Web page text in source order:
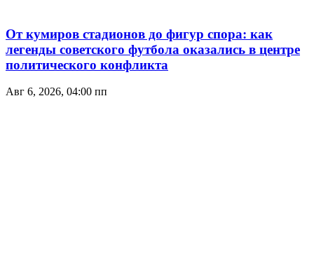
От кумиров стадионов до фигур спора: как
легенды советского футбола оказались в центре
политического конфликта
Авг 6, 2026, 04:00 пп